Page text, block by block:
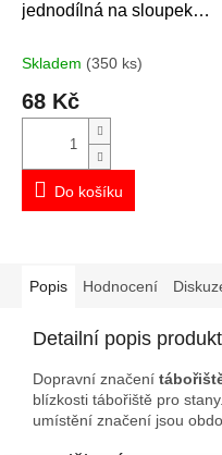
jednodílná na sloupek
Skladem (350 ks)
68 Kč
Do košíku
Popis Hodnocení
Detailní popis
Dopravní značení
blízkosti tábořiště pro
umístění značení jsou